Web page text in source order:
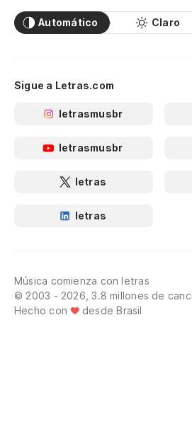
Automático Claro
Sigue a Letras.com
letrasmusbr
letrasmusbr
letras
letras
Música comienza con letras
© 2003 - 2026, 3.8 millones de
Hecho con
desde Brasil